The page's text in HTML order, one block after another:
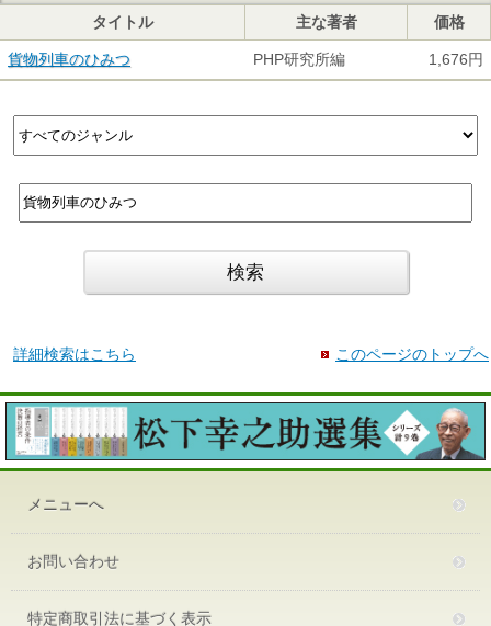
タイトル 主な著者 価格
貨物列車のひみつ PHP研究所編 1,676円
詳細検索はこちら このページのトップへ
メニューへ
お問い合わせ
特定商取引法に基づく表示